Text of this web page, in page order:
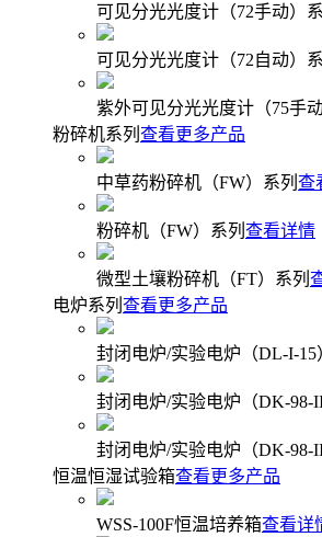
可见分光光度计（72手动）
可见分光光度计（72自动）
紫外可见分光光度计（75手
粉碎机系列 查看更多产品
中草药粉碎机（FW）系列 查
粉碎机（FW）系列 查看详情
微型土壤粉碎机（FT）系列
电炉系列 查看更多产品
封闭电炉/实验电炉（DL-I-15
封闭电炉/实验电炉（DK-98-
封闭电炉/实验电炉（DK-98-
恒温恒湿试验箱查看更多产品
WSS-100F恒温培养箱查看详